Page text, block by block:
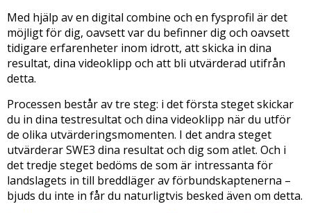
Med hjälp av en digital combine och en fysprofil är det
möjligt för dig, oavsett var du befinner dig och oavsett
tidigare erfarenheter inom idrott, att skicka in dina
resultat, dina videoklipp och att bli utvärderad utifrån
detta.
Processen består av tre steg: i det första steget skickar
du in dina testresultat och dina videoklipp när du utför
de olika utvärderingsmomenten. I det andra steget
utvärderar SWE3 dina resultat och dig som atlet. Och i
det tredje steget bedöms de som är intressanta för
landslagets in till breddläger av förbundskaptenerna –
bjuds du inte in får du naturligtvis besked även om detta.